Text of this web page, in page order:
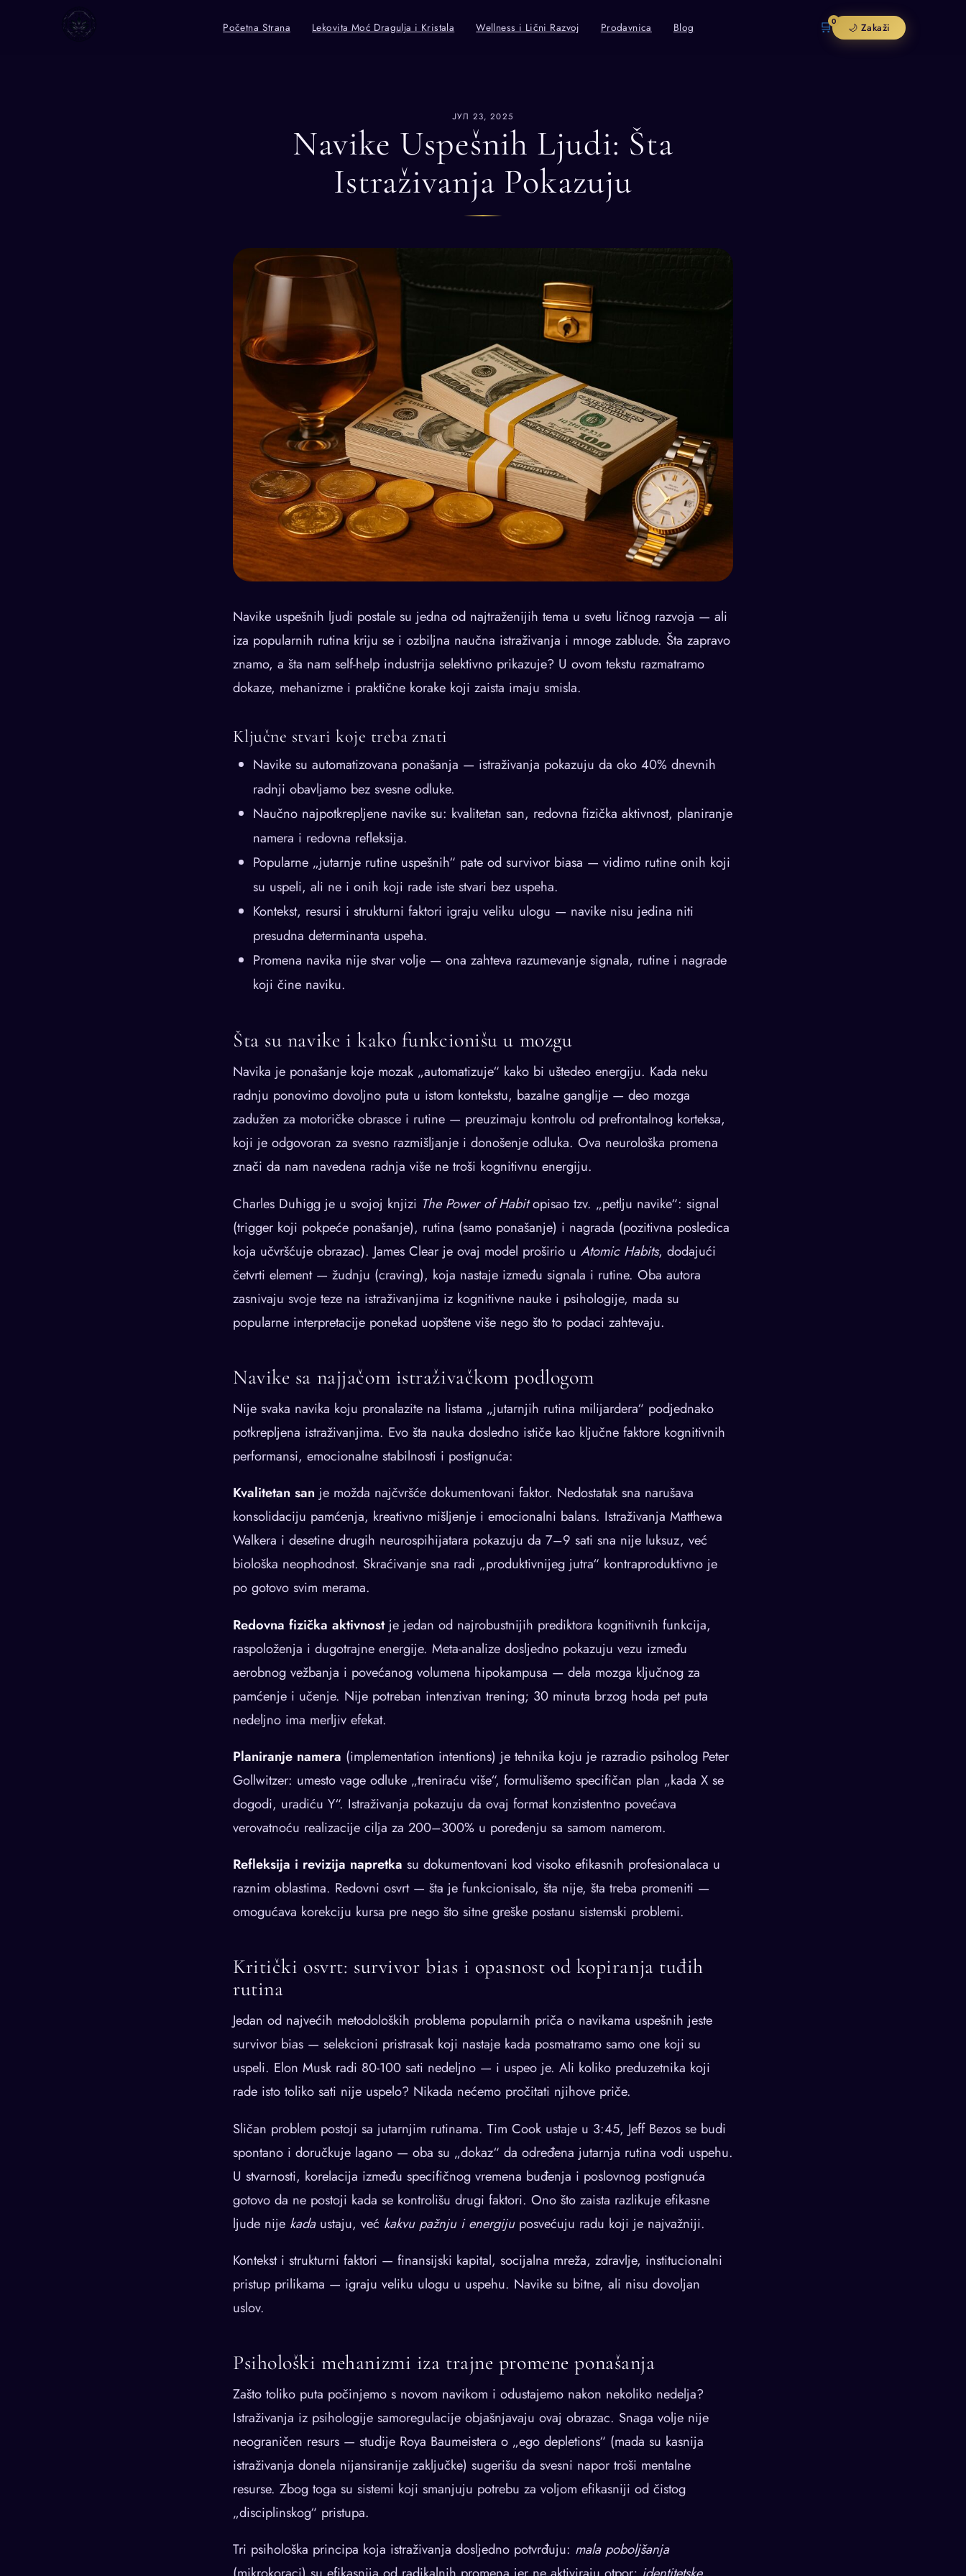
Početna Strana Lekovita Moć Dragulja i Kristala Wellness i Lični Razvoj Prodavnica Blog 🛒0 🌙 Zakaži
ЈУЛ 23, 2025
Navike Uspešnih Ljudi: Šta
Istraživanja Pokazuju
Navike uspešnih ljudi postale su jedna od najtraženijih tema u svetu ličnog razvoja — ali
iza popularnih rutina kriju se i ozbiljna naučna istraživanja i mnoge zablude. Šta zapravo
znamo, a šta nam self-help industrija selektivno prikazuje? U ovom tekstu razmatramo
dokaze, mehanizme i praktične korake koji zaista imaju smisla.
Ključne stvari koje treba znati
Navike su automatizovana ponašanja — istraživanja pokazuju da oko 40% dnevnih
radnji obavljamo bez svesne odluke.
Naučno najpotkrepljene navike su: kvalitetan san, redovna fizička aktivnost, planiranje
namera i redovna refleksija.
Popularne „jutarnje rutine uspešnih“ pate od survivor biasa — vidimo rutine onih koji
su uspeli, ali ne i onih koji rade iste stvari bez uspeha.
Kontekst, resursi i strukturni faktori igraju veliku ulogu — navike nisu jedina niti
presudna determinanta uspeha.
Promena navika nije stvar volje — ona zahteva razumevanje signala, rutine i nagrade
koji čine naviku.
Šta su navike i kako funkcionišu u mozgu
Navika je ponašanje koje mozak „automatizuje“ kako bi uštedeo energiju. Kada neku
radnju ponovimo dovoljno puta u istom kontekstu, bazalne ganglije — deo mozga
zadužen za motoričke obrasce i rutine — preuzimaju kontrolu od prefrontalnog korteksa,
koji je odgovoran za svesno razmišljanje i donošenje odluka. Ova neurološka promena
znači da nam navedena radnja više ne troši kognitivnu energiju.
Charles Duhigg je u svojoj knjizi The Power of Habitopisao tzv. „petlju navike“: signal
(trigger koji pokреće ponašanje), rutina (samo ponašanje) i nagrada (pozitivna posledica
koja učvršćuje obrazac). James Clear je ovaj model proširio u Atomic Habits, dodajući
četvrti element — žudnju (craving), koja nastaje između signala i rutine. Oba autora
zasnivaju svoje teze na istraživanjima iz kognitivne nauke i psihologije, mada su
popularne interpretacije ponekad uopštene više nego što to podaci zahtevaju.
Navike sa najjačom istraživačkom podlogom
Nije svaka navika koju pronalazite na listama „jutarnjih rutina milijardera“ podjednako
potkrepljena istraživanjima. Evo šta nauka dosledno ističe kao ključne faktore kognitivnih
performansi, emocionalne stabilnosti i postignuća:
Kvalitetan san je možda najčvršće dokumentovani faktor. Nedostatak sna narušava
konsolidaciju pamćenja, kreativno mišljenje i emocionalni balans. Istraživanja Matthewa
Walkera i desetine drugih neurospihijatara pokazuju da 7–9 sati sna nije luksuz, već
biološka neophodnost. Skraćivanje sna radi „produktivnijeg jutra“ kontraproduktivno je
po gotovo svim merama.
Redovna fizička aktivnostje jedan od najrobustnijih prediktora kognitivnih funkcija,
raspoloženja i dugotrajne energije. Meta-analize dosljedno pokazuju vezu između
aerobnog vežbanja i povećanog volumena hipokampusa — dela mozga ključnog za
pamćenje i učenje. Nije potreban intenzivan trening; 30 minuta brzog hoda pet puta
nedeljno ima merljiv efekat.
Planiranje namera (implementation intentions) je tehnika koju je razradio psiholog Peter
Gollwitzer: umesto vage odluke „treniraću više“, formulišemo specifičan plan „kada X se
dogodi, uradiću Y“. Istraživanja pokazuju da ovaj format konzistentno povećava
verovatnoću realizacije cilja za 200–300% u poređenju sa samom namerom.
Refleksija i revizija napretka su dokumentovani kod visoko efikasnih profesionalaca u
raznim oblastima. Redovni osvrt — šta je funkcionisalo, šta nije, šta treba promeniti —
omogućava korekciju kursa pre nego što sitne greške postanu sistemski problemi.
Kritički osvrt: survivor bias i opasnost od kopiranja tuđih
rutina
Jedan od najvećih metodoloških problema popularnih priča o navikama uspešnih jeste
survivor bias — selekcioni pristrasak koji nastaje kada posmatramo samo one koji su
uspeli. Elon Musk radi 80-100 sati nedeljno — i uspeo je. Ali koliko preduzetnika koji
rade isto toliko sati nije uspelo? Nikada nećemo pročitati njihove priče.
Sličan problem postoji sa jutarnjim rutinama. Tim Cook ustaje u 3:45, Jeff Bezos se budi
spontano i doručkuje lagano — oba su „dokaz“ da određena jutarnja rutina vodi uspehu.
U stvarnosti, korelacija između specifičnog vremena buđenja i poslovnog postignuća
gotovo da ne postoji kada se kontrolišu drugi faktori. Ono što zaista razlikuje efikasne
ljude nije kadaustaju, već kakvu pažnju i energijuposvećuju radu koji je najvažniji.
Kontekst i strukturni faktori — finansijski kapital, socijalna mreža, zdravlje, institucionalni
pristup prilikama — igraju veliku ulogu u uspehu. Navike su bitne, ali nisu dovoljan
uslov.
Psihološki mehanizmi iza trajne promene ponašanja
Zašto toliko puta počinjemo s novom navikom i odustajemo nakon nekoliko nedelja?
Istraživanja iz psihologije samoregulacije objašnjavaju ovaj obrazac. Snaga volje nije
neograničen resurs — studije Roya Baumeistera o „ego depletions“ (mada su kasnija
istraživanja donela nijansiranije zaključke) sugerišu da svesni napor troši mentalne
resurse. Zbog toga su sistemi koji smanjuju potrebu za voljom efikasniji od čistog
„disciplinskog“ pristupa.
Tri psihološka principa koja istraživanja dosljedno potvrđuju: mala poboljšanja